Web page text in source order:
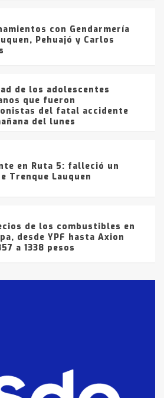
con Gendarmería
Pehuajó y Carlos
de los adolescentes
que fueron
del fatal accidente
del lunes
en Ruta 5: falleció un
Trenque Lauquen
de los combustibles en
desde YPF hasta Axion
a 1338 pesos
detenidos por
de drogas en la
sábado